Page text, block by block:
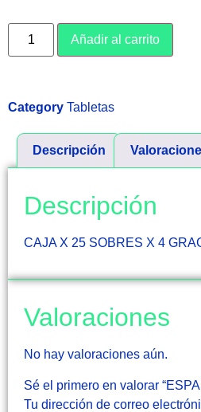
Añadir al carrito
Category Tabletas
Descripción
Descripción
CAJA X 25 SOBRES X 4
Valoraciones
No hay valoraciones aún.
Sé el primero en valorar
Tu dirección de correo